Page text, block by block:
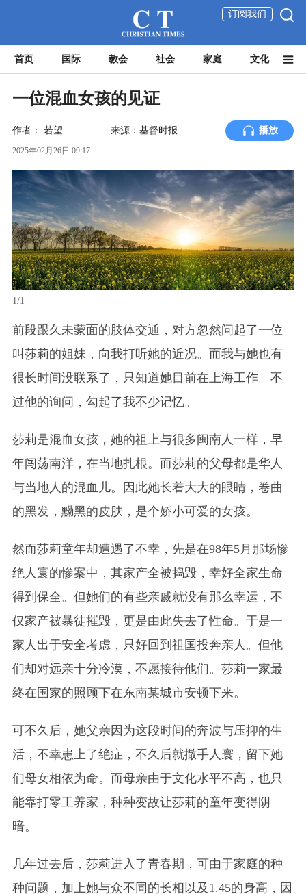
订阅我们
首页 国际 教会 社会 家庭 文化
一位混血女孩的见证
作者： 若望 来源：基督时报 播放
2025年02月26日 09:17
1/1
前段跟久未蒙面的肢体交通，对方忽然问起了一位
叫莎莉的姐妹，向我打听她的近况。而我与她也有
很长时间没联系了，只知道她目前在上海工作。不
过他的询问，勾起了我不少记忆。
莎莉是混血女孩，她的祖上与很多闽南人一样，早
年闯荡南洋，在当地扎根。而莎莉的父母都是华人
与当地人的混血儿。因此她长着大大的眼睛，卷曲
的黑发，黝黑的皮肤，是个娇小可爱的女孩。
然而莎莉童年却遭遇了不幸，先是在98年5月那场惨
绝人寰的惨案中，其家产全被捣毁，幸好全家生命
得到保全。但她们的有些亲戚就没有那么幸运，不
仅家产被暴徒摧毁，更是由此失去了性命。于是一
家人出于安全考虑，只好回到祖国投奔亲人。但他
们却对远亲十分冷漠，不愿接待他们。莎莉一家最
终在国家的照顾下在东南某城市安顿下来。
可不久后，她父亲因为这段时间的奔波与压抑的生
活，不幸患上了绝症，不久后就撒手人寰，留下她
们母女相依为命。而母亲由于文化水平不高，也只
能靠打零工养家，种种变故让莎莉的童年变得阴
暗。
几年过去后，莎莉进入了青春期，可由于家庭的种
种问题，加上她与众不同的长相以及1.45的身高，因